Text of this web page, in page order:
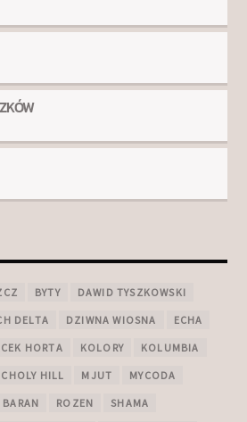
BYTY DAWID TYSZKOWSKI
DELTA DZIWNA WIOSNA ECHA
HORTA KOLORY KOLUMBIA
HILL MJUT MYCODA
ROZEN SHAMA